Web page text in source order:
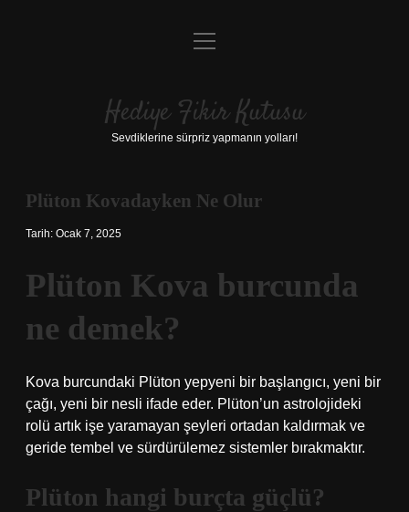
Anasayfa
Yasal Uyarı
menüyü
Hediye Fikir Kutusu
Sevdiklerine sürpriz yapmanın yolları!
Plüton Kovadayken Ne Olur
Tarih: Ocak 7, 2025
Plüton Kova burcunda
ne demek?
Kova burcundaki Plüton yepyeni bir başlangıcı, yeni bir
çağı, yeni bir nesli ifade eder. Plüton’un astrolojideki
rolü artık işe yaramayan şeyleri ortadan kaldırmak ve
geride tembel ve sürdürülemez sistemler bırakmaktır.
Plüton hangi burçta güçlü?